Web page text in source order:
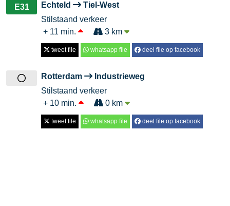
E31 Echteld
Tiel-West
Stilstaand verkeer
+ 11 min.
3 km
tweet file whatsapp file deel file op facebook
Rotterdam
Industrieweg
Stilstaand verkeer
+ 10 min.
0 km
tweet file whatsapp file deel file op facebook